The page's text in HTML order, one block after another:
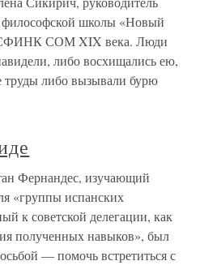
философской школы «Новый
СФИНК СОМ XIX века. Люди
либо восхищались ею,
труды либо вызывали бурю
Фернандес, изучающий
«группы испанских
к советской делегации, как
полученных навыков», был
— помочь встретиться с